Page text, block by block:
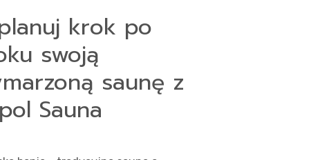
krok po
swoją
saunę z
Sauna